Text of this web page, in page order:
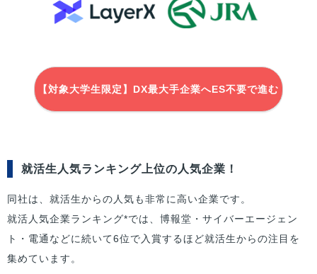
【対象大学生限定】DX最大手企業へES不要で進む
就活生人気ランキング上位の人気企業！
同社は、就活生からの人気も非常に高い企業です。
就活人気企業ランキング*では、博報堂・サイバーエージェン
ト・電通などに続いて6位で入賞するほど就活生からの注目を
集めています。